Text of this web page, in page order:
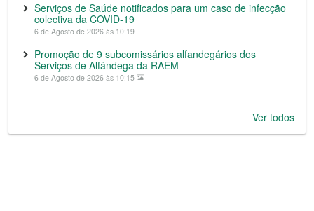
Serviços de Saúde notificados para um caso de infecção
colectiva da COVID-19
6 de Agosto de 2026 às 10:19
Promoção de 9 subcomissários alfandegários dos
Serviços de Alfândega da RAEM
6 de Agosto de 2026 às 10:15
Ver todos